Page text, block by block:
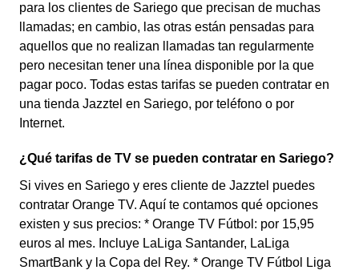
para los clientes de Sariego que precisan de muchas
llamadas; en cambio, las otras están pensadas para
aquellos que no realizan llamadas tan regularmente
pero necesitan tener una línea disponible por la que
pagar poco. Todas estas tarifas se pueden contratar en
una tienda Jazztel en Sariego, por teléfono o por
Internet.
¿Qué tarifas de TV se pueden contratar en Sariego?
Si vives en Sariego y eres cliente de Jazztel puedes
contratar Orange TV. Aquí te contamos qué opciones
existen y sus precios: * Orange TV Fútbol: por 15,95
euros al mes. Incluye LaLiga Santander, LaLiga
SmartBank y la Copa del Rey. * Orange TV Fútbol Liga